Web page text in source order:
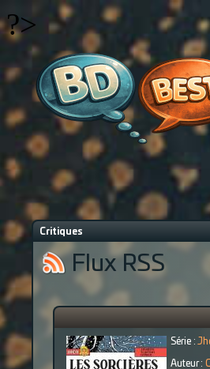
?>
Critiques
Flux RSS
Série :
Auteur :